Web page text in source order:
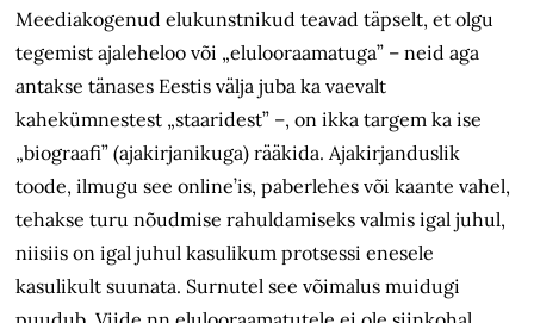
Meediakogenud elukunstnikud teavad täpselt, et olgu
tegemist ajaleheloo või „elulooraamatuga” – neid aga
antakse tänases Eestis välja juba ka vaevalt
kahekümnestest „staaridest” –, on ikka targem ka ise
„biograafi” (ajakirjanikuga) rääkida. Ajakirjanduslik
toode, ilmugu see online’is, paberlehes või kaante vahel,
tehakse turu nõudmise rahuldamiseks valmis igal juhul,
niisiis on igal juhul kasulikum protsessi enesele
kasulikult suunata. Surnutel see võimalus muidugi